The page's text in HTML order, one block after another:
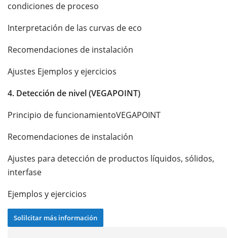
condiciones de proceso
Interpretación de las curvas de eco
Recomendaciones de instalación
Ajustes Ejemplos y ejercicios
4. Detección de nivel (VEGAPOINT)
Principio de funcionamientoVEGAPOINT
Recomendaciones de instalación
Ajustes para detección de productos líquidos, sólidos,
interfase
Ejemplos y ejercicios
Solilcitar más información